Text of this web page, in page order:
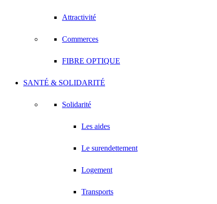
Attractivité
Commerces
FIBRE OPTIQUE
SANTÉ & SOLIDARITÉ
Solidarité
Les aides
Le surendettement
Logement
Transports